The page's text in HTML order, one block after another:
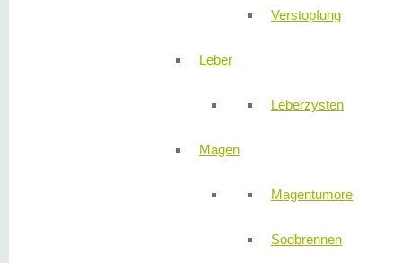
Verstopfung
Leber
Leberzysten
Magen
Magentumore
Sodbrennen